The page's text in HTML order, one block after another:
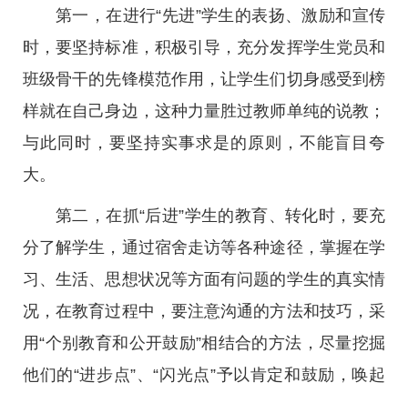
第一，在进行“先进”学生的表扬、激励和宣传
时，要坚持标准，积极引导，充分发挥学生党员和
班级骨干的先锋模范作用，让学生们切身感受到榜
样就在自己身边，这种力量胜过教师单纯的说教；
与此同时，要坚持实事求是的原则，不能盲目夸
大。
第二，在抓“后进”学生的教育、转化时，要充
分了解学生，通过宿舍走访等各种途径，掌握在学
习、生活、思想状况等方面有问题的学生的真实情
况，在教育过程中，要注意沟通的方法和技巧，采
用“个别教育和公开鼓励”相结合的方法，尽量挖掘
他们的“进步点”、“闪光点”予以肯定和鼓励，唤起